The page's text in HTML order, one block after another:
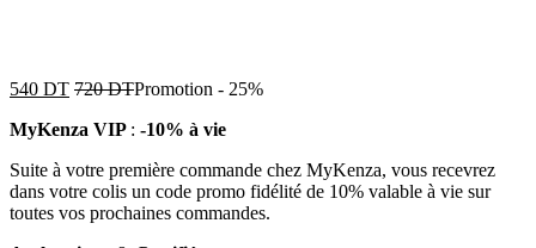
540 DT 720DTPromotion - 25%
MyKenza VIP : -10% à vie
Suite à votre première commande chez MyKenza, vous recevrez
dans votre colis un code promo fidélité de 10% valable à vie sur
toutes vos prochaines commandes.